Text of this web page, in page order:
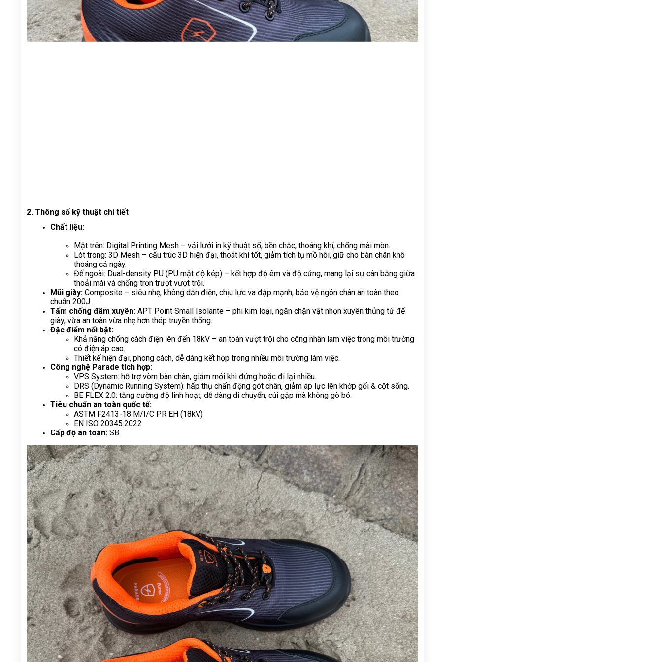
2. Thông số kỹ thuật chi tiết
Chất liệu:
Mặt trên: Digital Printing Mesh – vải lưới in kỹ thuật số, bền chắc, thoáng khí, chống mài mòn.
Lót trong: 3D Mesh – cấu trúc 3D hiện đại, thoát khí tốt, giảm tích tụ mồ hôi, giữ cho bàn chân khô
thoáng cả ngày.
Đế ngoài: Dual-density PU (PU mật độ kép) – kết hợp độ êm và độ cứng, mang lại sự cân bằng giữa
thoải mái và chống trơn trượt vượt trội.
Mũi giày: Composite – siêu nhẹ, không dẫn điện, chịu lực va đập mạnh, bảo vệ ngón chân an toàn theo
chuẩn 200J.
Tấm chống đâm xuyên: APT Point Small Isolante – phi kim loại, ngăn chặn vật nhọn xuyên thủng từ đế
giày, vừa an toàn vừa nhẹ hơn thép truyền thống.
Đặc điểm nổi bật:
Khả năng chống cách điện lên đến 18kV – an toàn vượt trội cho công nhân làm việc trong môi trường
có điện áp cao.
Thiết kế hiện đại, phong cách, dễ dàng kết hợp trong nhiều môi trường làm việc.
Công nghệ Parade tích hợp:
VPS System: hỗ trợ vòm bàn chân, giảm mỏi khi đứng hoặc đi lại nhiều.
DRS (Dynamic Running System): hấp thụ chấn động gót chân, giảm áp lực lên khớp gối & cột sống.
BE FLEX 2.0: tăng cường độ linh hoạt, dễ dàng di chuyển, cúi gập mà không gò bó.
Tiêu chuẩn an toàn quốc tế:
ASTM F2413-18 M/I/C PR EH (18kV)
EN ISO 20345:2022
Cấp độ an toàn: SB